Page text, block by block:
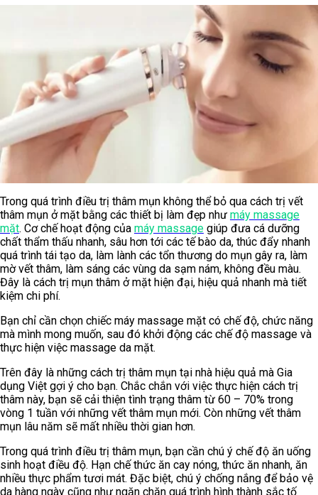
Trong quá trình điều trị thâm mụn không thể bỏ qua cách trị vết
thâm mụn ở mặt bằng các thiết bị làm đẹp như máy massage
mặt. Cơ chế hoạt động của máy massage giúp đưa cá dưỡng
chất thẩm thấu nhanh, sâu hơn tới các tế bào da, thúc đẩy nhanh
quá trình tái tạo da, làm lành các tổn thương do mụn gây ra, làm
mờ vết thâm, làm sáng các vùng da sạm nám, không đều màu.
Đây là cách trị mụn thâm ở mặt hiện đại, hiệu quả nhanh mà tiết
kiệm chi phí.
Bạn chỉ cần chọn chiếc máy massage mặt có chế độ, chức năng
mà mình mong muốn, sau đó khởi động các chế độ massage và
thực hiện việc massage da mặt.
Trên đây là những cách trị thâm mụn tại nhà hiệu quả mà Gia
dụng Việt gợi ý cho bạn. Chắc chắn với việc thực hiện cách trị
thâm này, bạn sẽ cải thiện tình trạng thâm từ 60 – 70% trong
vòng 1 tuần với những vết thâm mụn mới. Còn những vết thâm
mụn lâu năm sẽ mất nhiều thời gian hơn.
Trong quá trình điều trị thâm mụn, bạn cần chú ý chế độ ăn uống
sinh hoạt điều độ. Hạn chế thức ăn cay nóng, thức ăn nhanh, ăn
nhiều thực phẩm tươi mát. Đặc biệt, chú ý chống nắng để bảo vệ
da hàng ngày cũng như ngăn chặn quá trình hình thành sắc tố